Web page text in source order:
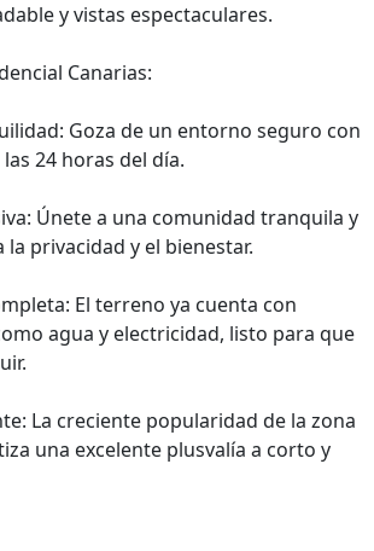
y vistas espectaculares.
Canarias:
Goza de un entorno seguro con
24 horas del día.
Únete a una comunidad tranquila y
privacidad y el bienestar.
El terreno ya cuenta con
agua y electricidad, listo para que
La creciente popularidad de la zona
una excelente plusvalía a corto y